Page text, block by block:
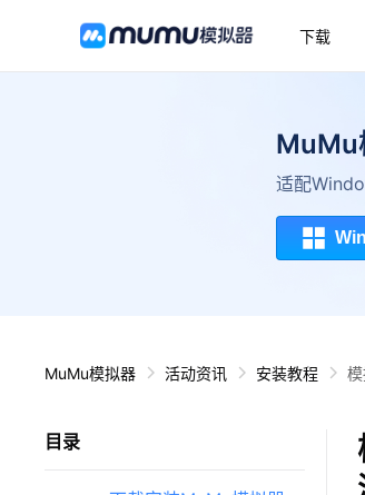
下载
MuMu
适配
MuMu模拟器 活动资讯 安装教程
目录